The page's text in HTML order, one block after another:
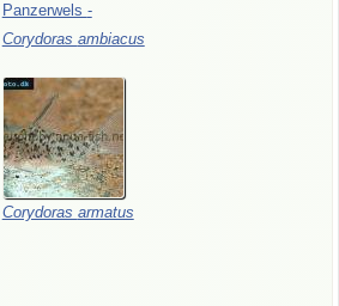
Panzerwels -
Corydoras ambiacus
Corydoras armatus